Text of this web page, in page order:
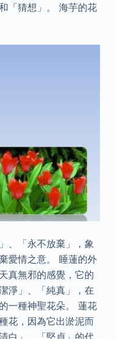
「猜想」。 海芋的花
、「永不放棄」，象
愛情之意。 睡蓮的外
真無邪的感覺，它的
淨」、「純真」，在
一種神聖花朵。 蓮花
花，因為它出淤泥而
白」、「堅貞」的代